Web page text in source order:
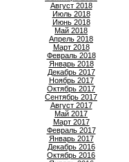
Август 2018
Июль 2018
Июнь 2018
Май 2018
Апрель 2018
Март 2018
Февраль 2018
Январь 2018
Декабрь 2017
Ноябрь 2017
Октябрь 2017
Сентябрь 2017
Август 2017
Май 2017
Март 2017
Февраль 2017
Январь 2017
Декабрь 2016
Октябрь 2016